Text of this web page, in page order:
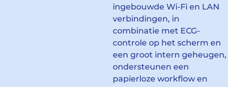
ingebouwde Wi-Fi en LAN
verbindingen, in
combinatie met ECG-
controle op het scherm en
een groot intern geheugen,
ondersteunen een
papierloze workflow en